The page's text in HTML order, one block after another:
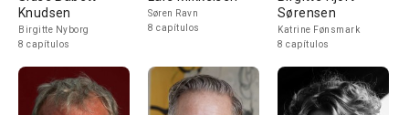
Knudsen
Birgitte Nyborg
8 capítulos
Søren Ravn
8 capítulos
Sørensen
Katrine Fønsmark
8 capítulos